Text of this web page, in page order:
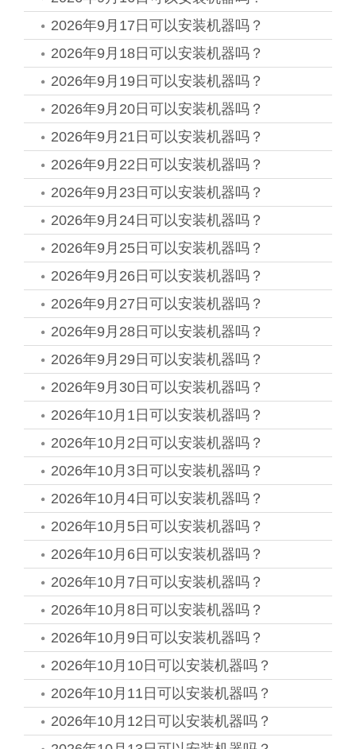
2026年9月17日可以安装机器吗？
2026年9月18日可以安装机器吗？
2026年9月19日可以安装机器吗？
2026年9月20日可以安装机器吗？
2026年9月21日可以安装机器吗？
2026年9月22日可以安装机器吗？
2026年9月23日可以安装机器吗？
2026年9月24日可以安装机器吗？
2026年9月25日可以安装机器吗？
2026年9月26日可以安装机器吗？
2026年9月27日可以安装机器吗？
2026年9月28日可以安装机器吗？
2026年9月29日可以安装机器吗？
2026年9月30日可以安装机器吗？
2026年10月1日可以安装机器吗？
2026年10月2日可以安装机器吗？
2026年10月3日可以安装机器吗？
2026年10月4日可以安装机器吗？
2026年10月5日可以安装机器吗？
2026年10月6日可以安装机器吗？
2026年10月7日可以安装机器吗？
2026年10月8日可以安装机器吗？
2026年10月9日可以安装机器吗？
2026年10月10日可以安装机器吗？
2026年10月11日可以安装机器吗？
2026年10月12日可以安装机器吗？